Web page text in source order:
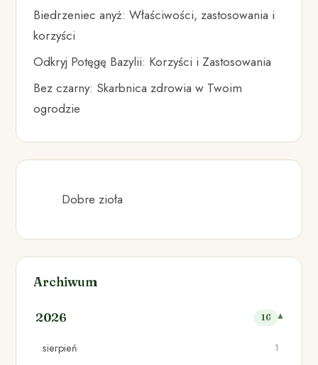
Biedrzeniec anyż: Właściwości, zastosowania i
korzyści
Odkryj Potęgę Bazylii: Korzyści i Zastosowania
Bez czarny: Skarbnica zdrowia w Twoim
ogrodzie
Dobre zioła
Archiwum
2026 16
sierpień 1